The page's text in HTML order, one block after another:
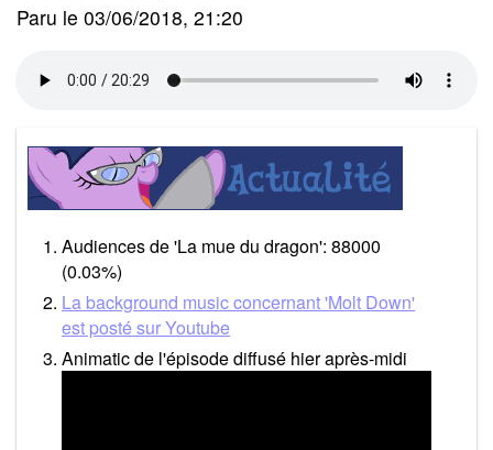
Paru le 03/06/2018, 21:20
Audiences de 'La mue du dragon': 88000
(0.03%)
La background music concernant 'Molt Down'
est posté sur Youtube
Animatic de l'épisode diffusé hier après-midi